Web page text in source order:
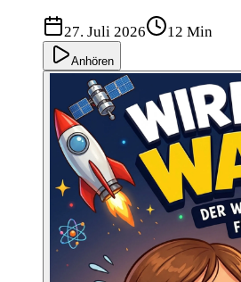
27. Juli 2026 12 Min
Anhören